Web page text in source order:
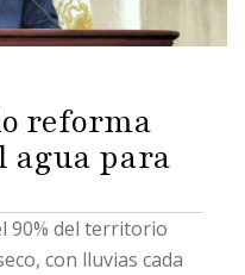
reforma
agua para
90% del territorio
con lluvias cada